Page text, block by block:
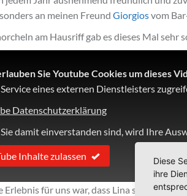
an meinen Freund Giorgiosvom
am Hausriff gab es dieses Mal
Sie Youtube Cookies um dieses
eines externen Dienstleisters
Datenschutzerklärung
damit einverstanden sind, wird Ihre
Inhalte zulassen
Erlebnis für uns war, dass Lina sich
Diese
ihre